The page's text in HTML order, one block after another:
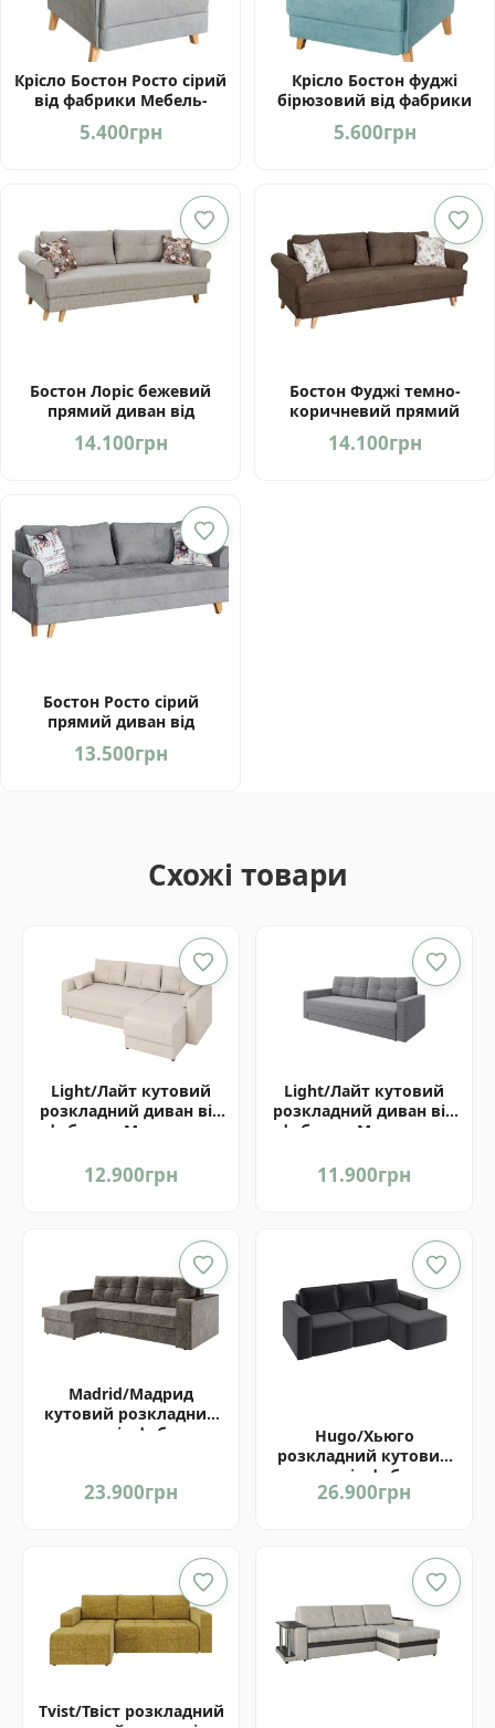
Крісло Бостон Росто сірий
від фабрики Мебель-
5.400грн
Крісло Бостон фуджі
бірюзовий від фабрики
5.600грн
Бостон Лоріс бежевий
прямий диван від
Україна
14.100грн
Бостон Фуджі темно-
коричневий прямий
Мебель-Сервіс Україна
14.100грн
Бостон Росто сірий
прямий диван від
Україна
13.500грн
Схожі товари
Light/Лайт кутовий
розкладний диван від
фабрики Матролюкс
12.900грн
Light/Лайт кутовий
розкладний диван від
фабрики Матролюкс
11.900грн
Madrid/Мадрид
кутовий розкладний
диван від фабрики
23.900грн
Hugo/Хьюго
розкладний кутовий
диван від фабрики
Матролюкс Україна
26.900грн
Tvist/Твіст розкладний